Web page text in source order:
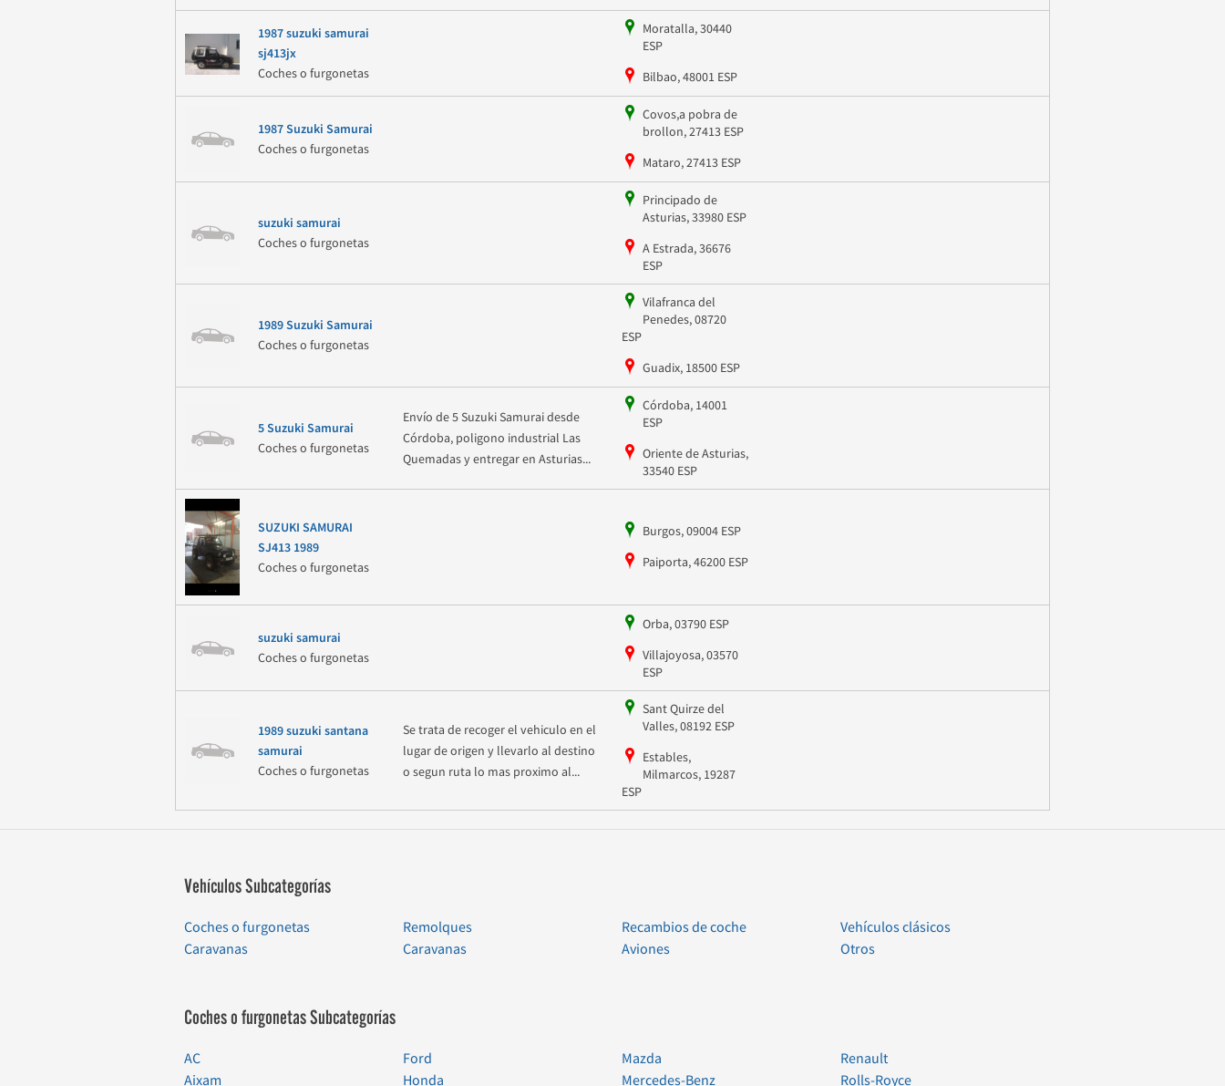
1987 suzuki samurai
sj413jx
Coches o furgonetas
Moratalla, 30440
ESP
Bilbao, 48001 ESP
1987 Suzuki Samurai
Coches o furgonetas
Covos,a pobra de
brollon, 27413 ESP
Mataro, 27413 ESP
suzuki samurai
Coches o furgonetas
Principado de
Asturias, 33980 ESP
A Estrada, 36676
ESP
1989 Suzuki Samurai
Coches o furgonetas
Vilafranca del
Penedes, 08720
ESP
Guadix, 18500 ESP
5 Suzuki Samurai
Coches o furgonetas
Envío de 5 Suzuki Samurai desde
Córdoba, poligono industrial Las
Quemadas y entregar en Asturias...
Córdoba, 14001
ESP
Oriente de Asturias,
33540 ESP
SUZUKI SAMURAI
SJ413 1989
Coches o furgonetas
Burgos, 09004 ESP
Paiporta, 46200 ESP
suzuki samurai
Coches o furgonetas
Orba, 03790 ESP
Villajoyosa, 03570
ESP
1989 suzuki santana
samurai
Coches o furgonetas
Se trata de recoger el vehiculo en el
lugar de origen y llevarlo al destino
o segun ruta lo mas proximo al...
Sant Quirze del
Valles, 08192 ESP
Estables,
Milmarcos, 19287
ESP
Vehículos Subcategorías
Coches o furgonetas
Caravanas
Remolques
Caravanas
Recambios de coche
Aviones
Vehículos clásicos
Otros
Coches o furgonetas Subcategorías
AC
Aixam
Ford
Honda
Mazda
Mercedes-Benz
Renault
Rolls-Royce